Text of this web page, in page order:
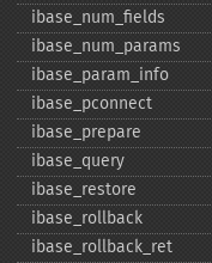
ibase_​num_​fields
ibase_​num_​params
ibase_​param_​info
ibase_​pconnect
ibase_​prepare
ibase_​query
ibase_​restore
ibase_​rollback
ibase_​rollback_​ret